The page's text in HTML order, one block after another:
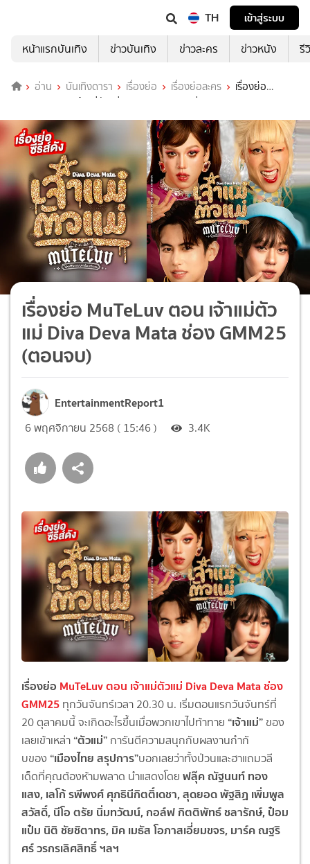
TH
เข้าสู่ระบบ
หน้าแรกบันเทิง
ข่าวบันเทิง ข่าวละคร ข่าวหนัง รี
อ่าน บันเทิงดารา เรื่องย่อ เรื่องย่อละคร
เรื่องย่อ
MuTeLuv ตอน เจ้าแม่ตัวแม่ Diva Deva Mata ช่อง GMM25 (ตอนจบ)
เรื่องย่อ MuTeLuv ตอน เจ้าแม่ตัว
แม่ Diva Deva Mata ช่อง GMM25
(ตอนจบ)
EntertainmentReport1
6 พฤศจิกายน 2568 ( 15:46 ) 3.4K
เรื่องย่อ MuTeLuv ตอน เจ้าแม่ตัวแม่ Diva Deva Mata ช่อง
GMM25 ทุกวันจันทร์เวลา 20.30 น. เริ่มตอนแรกวันจันทร์ที่
20 ตุลาคมนี้ จะเกิดอะไรขึ้นเมื่อพวกเขาไปท้าทาย “เจ้าแม่” ของ
เลยเข้าเหล่า “ตัวแม่” การันตีความสนุกกับผลงานกำกั
บของ “เมืองไทย สรุปการ”บอกเลยว่าทั้งป่วนและฮาแถมวลี
เด็ดที่คุณต้องห้ามพลาด นำแสดงโดย ฟลุ๊ค ณัฐนนท์ ทอง
แสง,เลโก้ รพีพงศ์ ศุภธินีกิตติ์เดชา,สุดยอด พัฐสิฏ เพิ่มพูล
สวัสดิ์,นีโอ ตรัย นิ่มทวัฒน์,กอล์ฟ กิตติพัทธ์ ชลารักษ์,ป๋อม
แป๋ม นิติ ชัยชิตาทร,มิค เมธัส โอภาสเอี่ยมขจร,มาร์ค ณฐริ
ศร์ วรกรเลิศสิทธิ์ ฯลฯ